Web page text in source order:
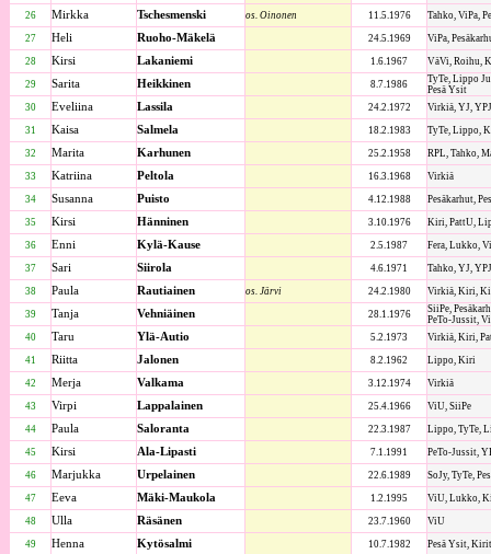
26 Mirkka Tschesmenski os. Oinonen 11.5.1976 Tahko, ViPa,
27 Heli Ruoho-Mäkelä 24.5.1969 ViPa,
28 Kirsi Lakaniemi 1.6.1967 VäVi, Roihu,
29 Sarita Heikkinen 8.7.1986
TyTe, Lippo
Pesä Ysit
30
Eveliina Lassila 24.2.1972 Virkiä, YJ,
31 Kaisa Salmela 18.2.1983 TyTe, Lippo,
32 Marita Karhunen 25.2.1958 RPL, Tahko,
33 Katriina Peltola 16.3.1968 Virkiä
34 Susanna Puisto 4.12.1988 Pesäkarhut,
35 Kirsi Hänninen 3.10.1976 Kiri, PattU,
36 Enni Kylä-Kause 2.5.1987 Fera, Lukko,
37 Sari Siirola 4.6.1971 Tahko, YJ,
38 Paula Rautiainen os. Järvi 24.2.1980 Virkiä, Kiri,
39 Tanja Vehniäinen 28.1.1976
SiiPe,
PeTo-Jussit,
40
Taru Ylä-Autio 5.2.1973 Virkiä, Kiri,
41 Riitta Jalonen 8.2.1962 Lippo, Kiri
42 Merja Valkama 3.12.1974 Virkiä
43 Virpi Lappalainen 25.4.1966 ViU, SiiPe
44 Paula Saloranta 22.3.1987 Lippo, TyTe,
45 Kirsi Ala-Lipasti 7.1.1991 PeTo-Jussit,
46 Marjukka Urpelainen 22.6.1989 SoJy, TyTe,
47 Eeva Mäki-Maukola 1.2.1995 ViU, Lukko,
48 Ulla Räsänen 23.7.1960 ViU
49 Henna Kytösalmi 10.7.1982 Pesä Ysit,